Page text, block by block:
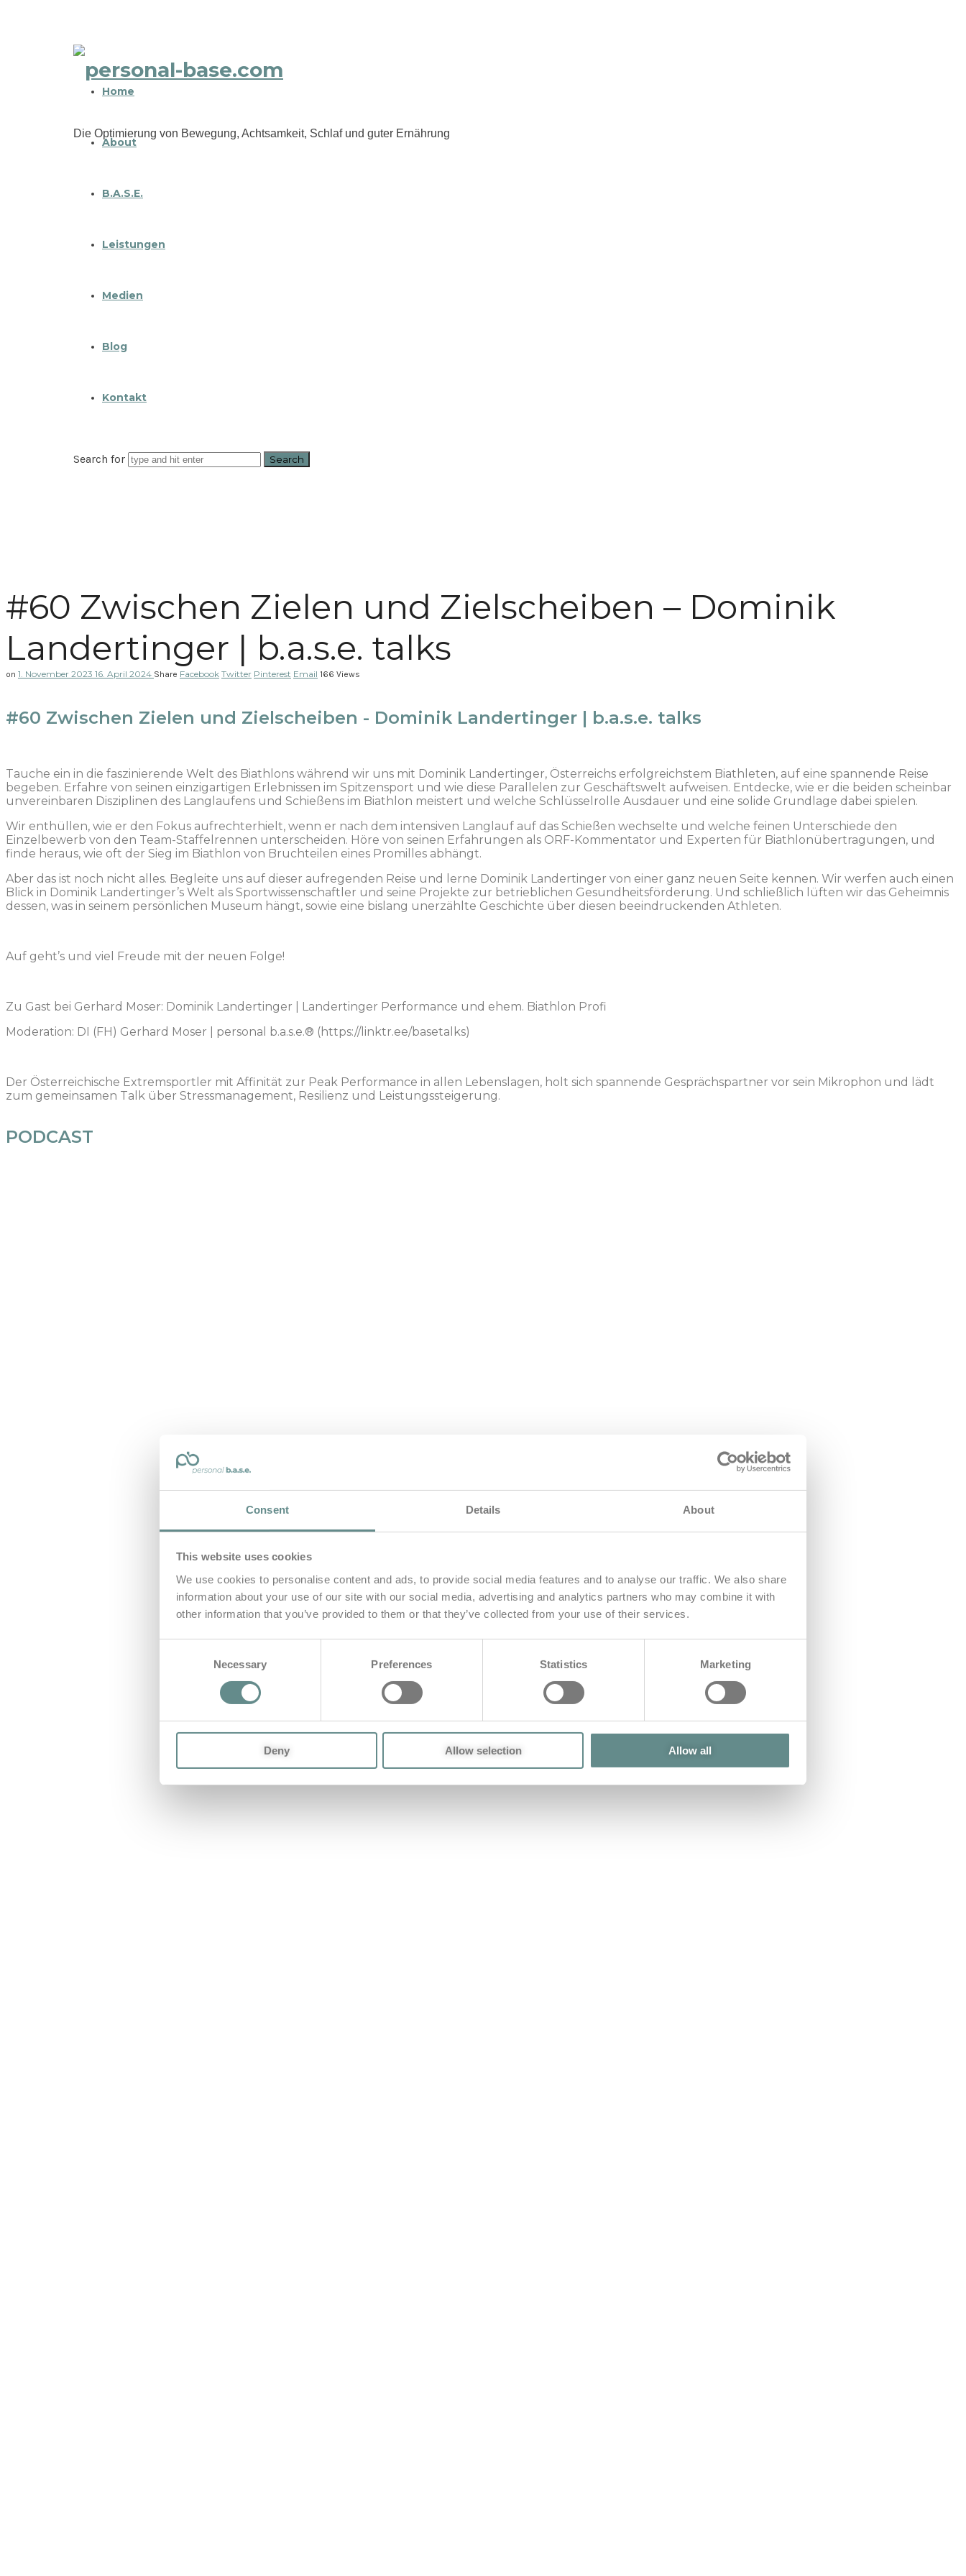
Consent Details About
This website uses cookies
We use cookies to personalise content and ads, to provide social media features and to analyse our traffic. We also share
information about your use of our site with our social media, advertising and analytics partners who may combine it with
other information that you’ve provided to them or that they’ve collected from your use of their services.
Necessary Preferences Statistics Marketing
Deny Allow selection Allow all
personal-
Die Optimierung von Bewegung, Achtsamkeit, Schlaf und guter Ernährung
Home
About
B.A.S.E.
Leistungen
Medien
Blog
Kontakt
Search for
#60 Zwischen Zielen und Zielscheiben – Dominik
Landertinger | b.a.s.e. talks
on 1. November 2023 16. April 2024 Share Facebook Twitter Pinterest Email 166 Views
#60 Zwischen Zielen und Zielscheiben - Dominik Landertinger | b.a.s.e. talks
Tauche ein in die faszinierende Welt des Biathlons während wir uns mit Dominik Landertinger, Österreichs erfolgreichstem Biathleten, auf eine spannende Reise
begeben. Erfahre von seinen einzigartigen Erlebnissen im Spitzensport und wie diese Parallelen zur Geschäftswelt aufweisen. Entdecke, wie er die beiden scheinbar
unvereinbaren Disziplinen des Langlaufens und Schießens im Biathlon meistert und welche Schlüsselrolle Ausdauer und eine solide Grundlage dabei spielen.
Wir enthüllen, wie er den Fokus aufrechterhielt, wenn er nach dem intensiven Langlauf auf das Schießen wechselte und welche feinen Unterschiede den
Einzelbewerb von den Team-Staffelrennen unterscheiden. Höre von seinen Erfahrungen als ORF-Kommentator und Experten für Biathlonübertragungen, und
finde heraus, wie oft der Sieg im Biathlon von Bruchteilen eines Promilles abhängt.
Aber das ist noch nicht alles. Begleite uns auf dieser aufregenden Reise und lerne Dominik Landertinger von einer ganz neuen Seite kennen. Wir werfen auch einen
Blick in Dominik Landertinger’s Welt als Sportwissenschaftler und seine Projekte zur betrieblichen Gesundheitsförderung. Und schließlich lüften wir das Geheimnis
dessen, was in seinem persönlichen Museum hängt, sowie eine bislang unerzählte Geschichte über diesen beeindruckenden Athleten.
Auf geht’s und viel Freude mit der neuen Folge!
Zu Gast bei Gerhard Moser: Dominik Landertinger | Landertinger Performance und ehem. Biathlon Profi
Moderation: DI (FH) Gerhard Moser | personal b.a.s.e.® (https://linktr.ee/basetalks)
Der Österreichische Extremsportler mit Affinität zur Peak Performance in allen Lebenslagen, holt sich spannende Gesprächspartner vor sein Mikrophon und lädt
zum gemeinsamen Talk über Stressmanagement, Resilienz und Leistungssteigerung.
PODCAST